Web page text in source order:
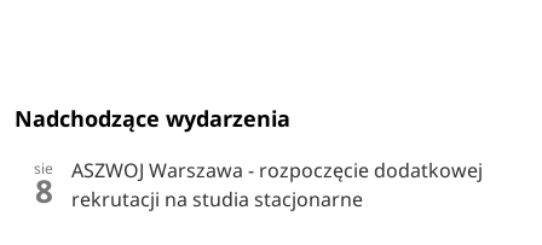
Nadchodzące wydarzenia
sie
8
ASZWOJ Warszawa - rozpoczęcie dodatkowej
rekrutacji na studia stacjonarne